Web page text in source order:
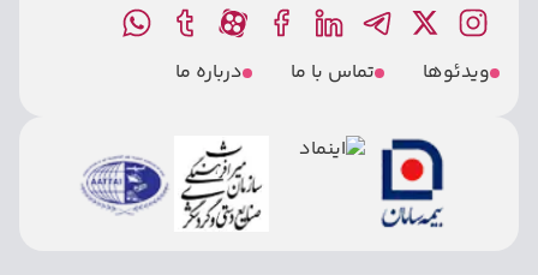
ویدئوها تماس با ما درباره ما